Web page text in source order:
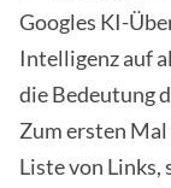
Googles KI-
Intelligenz auf
die Bedeutung
Zum ersten
Liste von